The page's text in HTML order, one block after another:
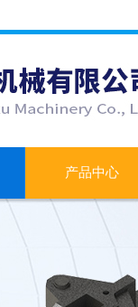
产品中心